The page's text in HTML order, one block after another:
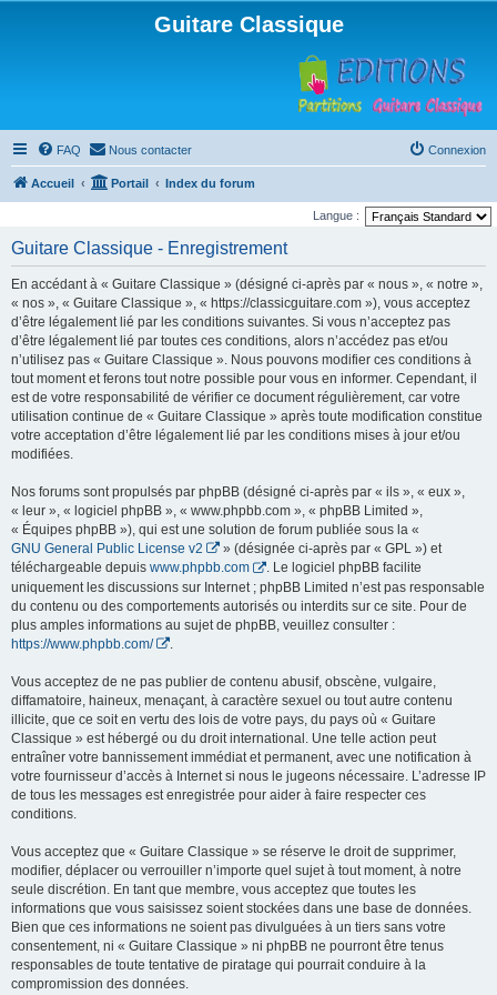
Guitare Classique
FAQ Nous contacter Connexion
Accueil Portail Index du forum
Langue :
Guitare Classique - Enregistrement
En accédant à « Guitare Classique » (désigné ci-après par « nous », « notre »,
« nos », « Guitare Classique », « https://classicguitare.com »), vous acceptez
d’être légalement lié par les conditions suivantes. Si vous n’acceptez pas
d’être légalement lié par toutes ces conditions, alors n’accédez pas et/ou
n’utilisez pas « Guitare Classique ». Nous pouvons modifier ces conditions à
tout moment et ferons tout notre possible pour vous en informer. Cependant, il
est de votre responsabilité de vérifier ce document régulièrement, car votre
utilisation continue de « Guitare Classique » après toute modification constitue
votre acceptation d’être légalement lié par les conditions mises à jour et/ou
modifiées.
Nos forums sont propulsés par phpBB (désigné ci-après par « ils », « eux »,
« leur », « logiciel phpBB », « www.phpbb.com », « phpBB Limited »,
« Équipes phpBB »), qui est une solution de forum publiée sous la «
GNU General Public License v2
» (désignée ci-après par « GPL ») et
téléchargeable depuis www.phpbb.com
. Le logiciel phpBB facilite
uniquement les discussions sur Internet ; phpBB Limited n’est pas responsable
du contenu ou des comportements autorisés ou interdits sur ce site. Pour de
plus amples informations au sujet de phpBB, veuillez consulter :
https://www.phpbb.com/
Vous acceptez de ne pas publier de contenu abusif, obscène, vulgaire,
diffamatoire, haineux, menaçant, à caractère sexuel ou tout autre contenu
illicite, que ce soit en vertu des lois de votre pays, du pays où « Guitare
Classique » est hébergé ou du droit international. Une telle action peut
entraîner votre bannissement immédiat et permanent, avec une notification à
votre fournisseur d’accès à Internet si nous le jugeons nécessaire. L’adresse IP
de tous les messages est enregistrée pour aider à faire respecter ces
conditions.
Vous acceptez que « Guitare Classique » se réserve le droit de supprimer,
modifier, déplacer ou verrouiller n’importe quel sujet à tout moment, à notre
seule discrétion. En tant que membre, vous acceptez que toutes les
informations que vous saisissez soient stockées dans une base de données.
Bien que ces informations ne soient pas divulguées à un tiers sans votre
consentement, ni « Guitare Classique » ni phpBB ne pourront être tenus
responsables de toute tentative de piratage qui pourrait conduire à la
compromission des données.